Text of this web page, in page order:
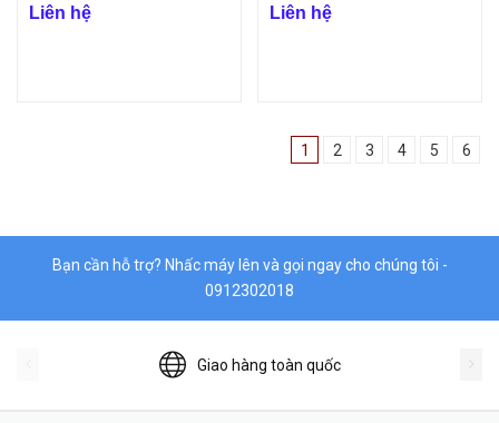
Liên hệ Liên hệ
1 2 3 4 5 6
Bạn cần hỗ trợ? Nhấc máy lên và gọi ngay cho chúng tôi -
0912302018
Giao hàng toàn quốc